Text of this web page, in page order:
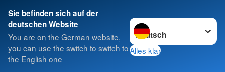
Sie befinden sich auf der
deutschen Website
You are on the German website,
you can use the switch to switch to
the English one
Sprache wechseln zu
Alles klar